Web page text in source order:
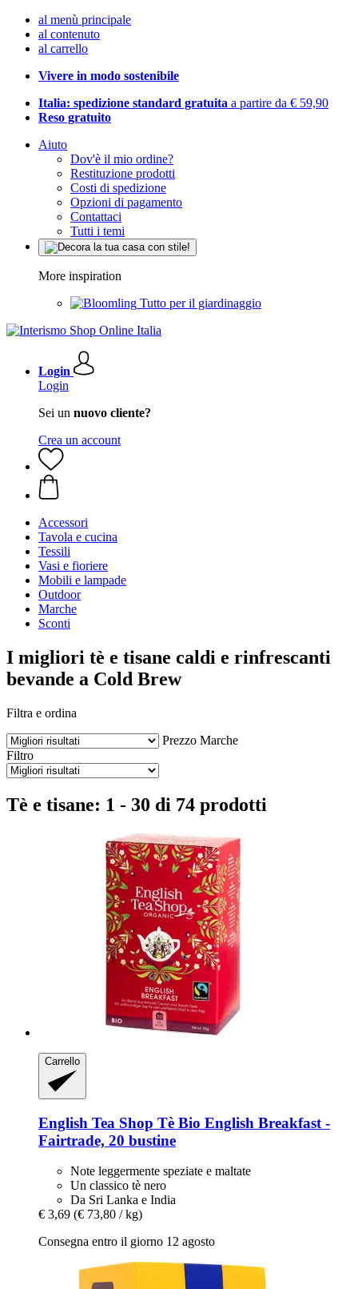
al menù principale
al contenuto
al carrello
Vivere in modo sostenibile
Italia: spedizione standard gratuita a partire da € 59,90
Reso gratuito
Aiuto
Dov'è il mio ordine?
Restituzione prodotti
Costi di spedizione
Opzioni di pagamento
Contattaci
Tutti i temi
More inspiration
Tutto per il giardinaggio
Login
Login
Sei un nuovo cliente?
Crea un account
Accessori
Tavola e cucina
Tessili
Vasi e fioriere
Mobili e lampade
Outdoor
Marche
Sconti
I migliori tè e tisane caldi e rinfrescanti
bevande a Cold Brew
Filtra e ordina
Prezzo Marche
Filtro
Tè e tisane: 1 - 30 di 74 prodotti
Carrello
English Tea Shop Tè Bio English Breakfast -​
Fairtrade, 20 bustine
Note leggermente speziate e maltate
Un classico tè nero
Da Sri Lanka e India
€ 3,69 (€ 73,80 / kg)
Consegna entro il giorno 12 agosto